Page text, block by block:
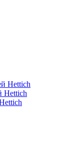
Hettich
Hettich